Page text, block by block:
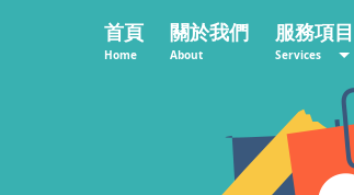
首頁
Home
關於我們
About
服務項目
Services